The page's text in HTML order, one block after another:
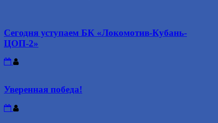
Сегодня уступаем БК «Локомотив-Кубань-
ЦОП-2»
Уверенная победа!